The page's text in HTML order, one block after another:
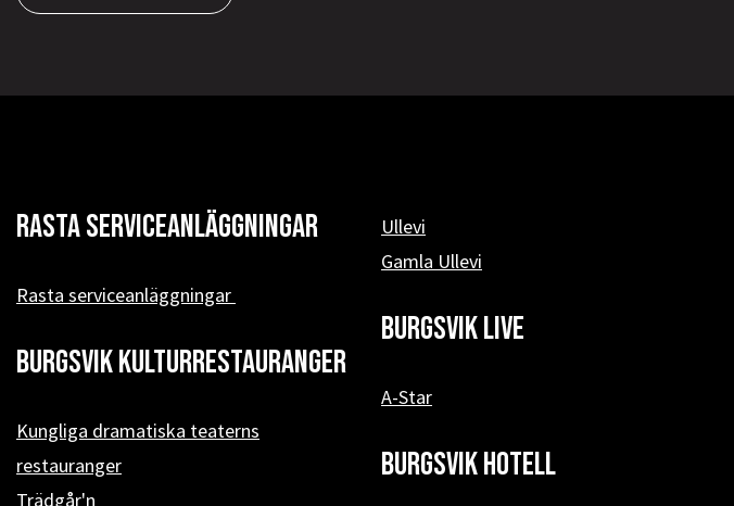
Rasta serviceanläggningar
Rasta serviceanläggningar
Burgsvik kulturrestauranger
Kungliga dramatiska teaterns
restauranger
Trädgår'n
Ullevi
Gamla Ullevi
Burgsvik Live
A-Star
Burgsvik hotell